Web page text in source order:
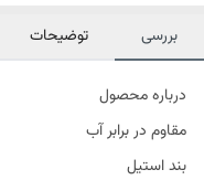
بررسی توضیحات
درباره محصول
مقاوم در برابر آب
بند استیل